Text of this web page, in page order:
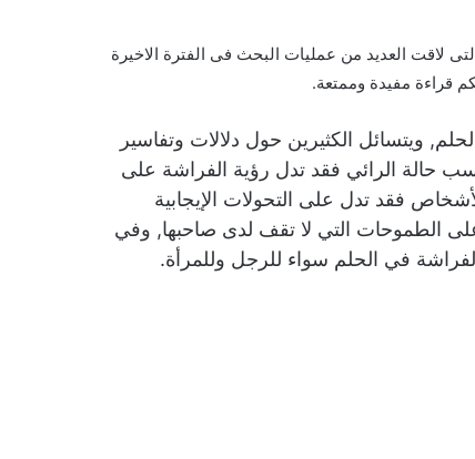
لاقت العديد من عمليات البحث فى الفترة الاخيرة
قراءة مفيدة وممتعة.
ويتسائل الكثيرين حول دلالات وتفاسير
حالة الرائي فقد تدل رؤية الفراشة على
فقد تدل على التحولات الإيجابية
على الطموحات التي لا تقف لدى صاحبها, وفي
في الحلم سواء للرجل وللمرأة.